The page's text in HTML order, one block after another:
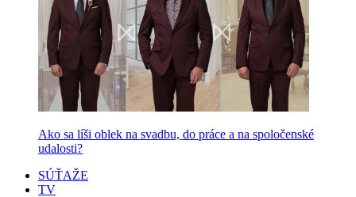
Ako sa líši oblek na svadbu, do práce a na spoločenské
udalosti?
SÚŤAŽE
TV